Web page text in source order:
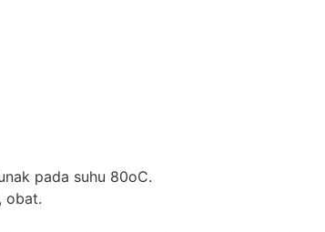
pada suhu 80oC.
obat.